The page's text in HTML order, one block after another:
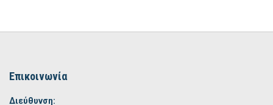
Επικοινωνία
Διεύθυνση: